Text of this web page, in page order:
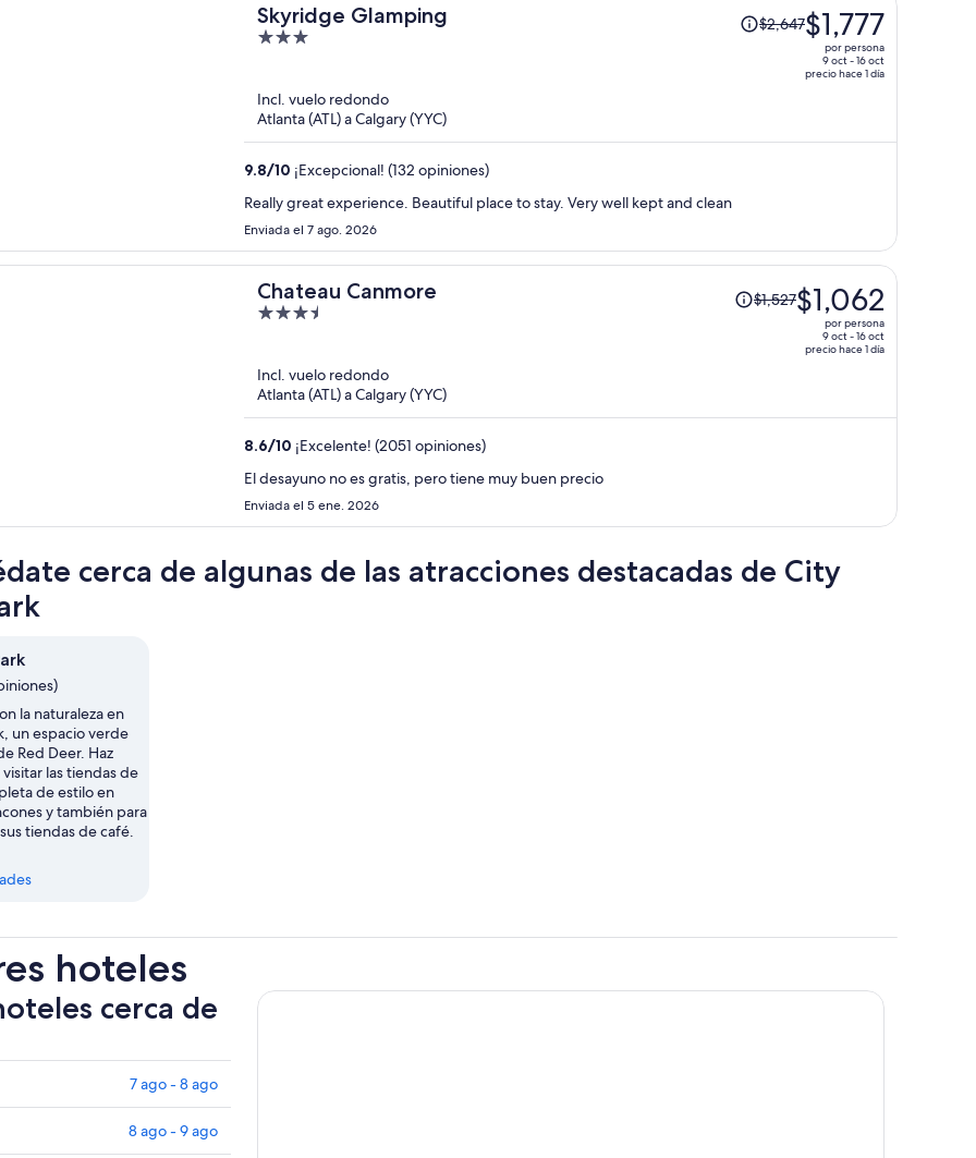
Skyridge Glamping
3
5
El
precio
ahora
persona
$2,647$1,777
por persona
9 oct - 16 oct
precio hace 1 día
Incl. vuelo redondo
Atlanta (ATL) a Calgary (YYC)
9.8/10 ¡Excepcional! (132 opiniones)
Really great experience. Beautiful place to stay. Very well kept and clean
Enviada el 7 ago. 2026
Chateau Canmore
3.5
5
El
precio
ahora
$1,527$1,062
por persona
9 oct - 16 oct
precio hace 1 día
Incl. vuelo redondo
Atlanta (ATL) a Calgary (YYC)
8.6/10 ¡Excelente! (2051 opiniones)
El desayuno no es gratis, pero tiene muy buen precio
Enviada el 5 ene. 2026
cerca de algunas de las atracciones destacadas de City
la naturaleza en
un espacio verde
Red Deer. Haz
las tiendas de
de estilo en
y también para
tiendas de café.
hoteles
cerca de
7 ago - 8 ago
8 ago - 9 ago